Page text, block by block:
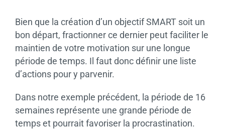
Bien que la création d’un objectif SMART soit un
bon départ, fractionner ce dernier peut faciliter le
maintien de votre motivation sur une longue
période de temps. Il faut donc définir une liste
d’actions pour y parvenir.
Dans notre exemple précédent, la période de 16
semaines représente une grande période de
temps et pourrait favoriser la procrastination.